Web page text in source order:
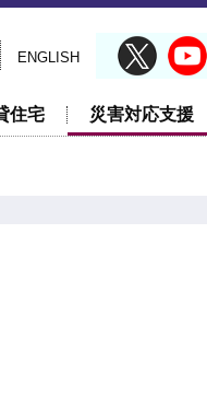
ENGLISH
住宅 災害対応支援